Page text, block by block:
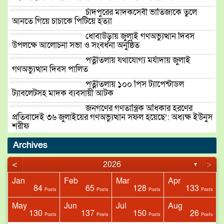
চাঁদপুরের মাদকসেবী ভাতিজাকে তুলে
আনতে গিয়ে চাচাকে পিটিয়ে হত্যা
ধোবাউড়ায় জুলাই গণঅভ্যুত্থান দিবস
উপলক্ষে আলোচনা সভা ও সংবর্ধনা অনুষ্ঠিত
পত্নীতলায় যথাযোগ্য মর্যাদায় জুলাই
গণঅভ্যুত্থান দিবস পালিত
পত্নীতলায় ১০০ পিস ট্যাপেন্টাডল
ট্যাবলেটসহ মাদক ব্যবসায়ী আটক
জনগণের গণতান্ত্রিক অধিকার হরণের
প্রতিবাদেই ৩৬ জুলাইয়ের গণঅভ্যুত্থান সফল হয়েছে’: অধ্যক্ষ ইউনুস
শরীফ
বিপ্লবের ২য় বার্ষিকী উপলক্ষ্যে ১১দলিয়
ময়মনসিংহ রেঞ্জে নবনিযুক্ত ডিআইজি
মোহাম্মদ জাহিদুল হাসানের যোগদান
Archives
<
2026 ▼ >
Jan
84 Posts
Feb
65 Posts
Mar
128 Posts
Apr
133 Posts
May
130 Posts
Jun
137 Posts
Jul
150 Posts
Aug
26 Posts